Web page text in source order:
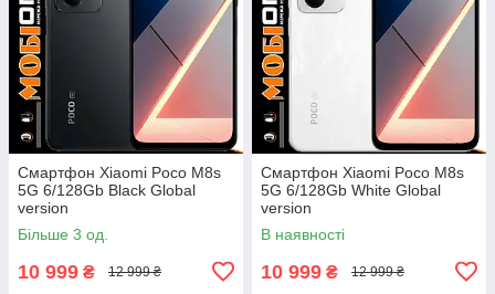
Смартфон Xiaomi Poco M8s
5G 6/128Gb Black Global
version
Більше 3 од.
10 999 ₴ 12 999 ₴
Смартфон Xiaomi Poco M8s
5G 6/128Gb White Global
version
В наявності
10 999 ₴ 12 999 ₴